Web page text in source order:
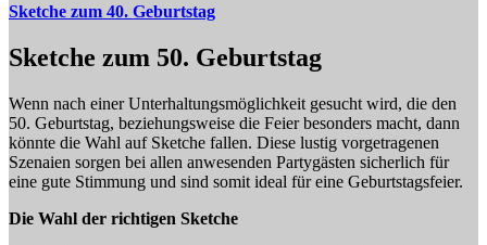
Sketche zum 40. Geburtstag
Sketche zum 50. Geburtstag
Wenn nach einer Unterhaltungsmöglichkeit gesucht wird, die den
50. Geburtstag, beziehungsweise die Feier besonders macht, dann
könnte die Wahl auf Sketche fallen. Diese lustig vorgetragenen
Szenaien sorgen bei allen anwesenden Partygästen sicherlich für
eine gute Stimmung und sind somit ideal für eine Geburtstagsfeier.
Die Wahl der richtigen Sketche